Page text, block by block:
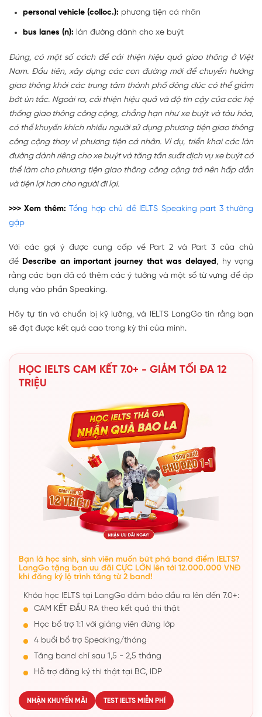
personal vehicle (colloc.): phương tiện cá nhân
bus lanes (n): làn đường dành cho xe buýt
Đúng, có một số cách để cải thiện hiệu quả giao thông ở Việt
Nam. Đầu tiên, xây dựng các con đường mới để chuyển hướng
giao thông khỏi các trung tâm thành phố đông đúc có thể giảm
bớt ùn tắc. Ngoài ra, cải thiện hiệu quả và độ tin cậy của các hệ
thống giao thông công cộng, chẳng hạn như xe buýt và tàu hỏa,
có thể khuyến khích nhiều người sử dụng phương tiện giao thông
công cộng thay vì phương tiện cá nhân. Ví dụ, triển khai các làn
đường dành riêng cho xe buýt và tăng tần suất dịch vụ xe buýt có
thể làm cho phương tiện giao thông công cộng trở nên hấp dẫn
và tiện lợi hơn cho người đi lại.
>>> Xem thêm: Tổng hợp chủ đề IELTS Speaking part 3 thường
gặp
Với các gợi ý được cung cấp về Part 2 và Part 3 của chủ
đề Describe an important journey that was delayed, hy vọng
rằng các bạn đã có thêm các ý tưởng và một số từ vựng để áp
dụng vào phần Speaking.
Hãy tự tin và chuẩn bị kỹ lưỡng, và IELTS LangGo tin rằng bạn
sẽ đạt được kết quả cao trong kỳ thi của mình.
HỌC IELTS CAM KẾT 7.0+ - GIẢM TỐI ĐA 12
TRIỆU
Bạn là học sinh, sinh viên muốn bứt phá band điểm IELTS?
LangGo tặng bạn ưu đãi CỰC LỚN lên tới 12.000.000 VNĐ
khi đăng ký lộ trình tăng từ 2 band!
Khóa học IELTS tại LangGo đảm bảo đầu ra lên đến 7.0+:
CAM KẾT ĐẦU RA theo kết quả thi thật
Học bổ trợ 1:1 với giảng viên đứng lớp
4 buổi bổ trợ Speaking/tháng
Tăng band chỉ sau 1,5 - 2,5 tháng
Hỗ trợ đăng ký thi thật tại BC, IDP
NHẬN KHUYẾN MÃI TEST IELTS MIỄN PHÍ